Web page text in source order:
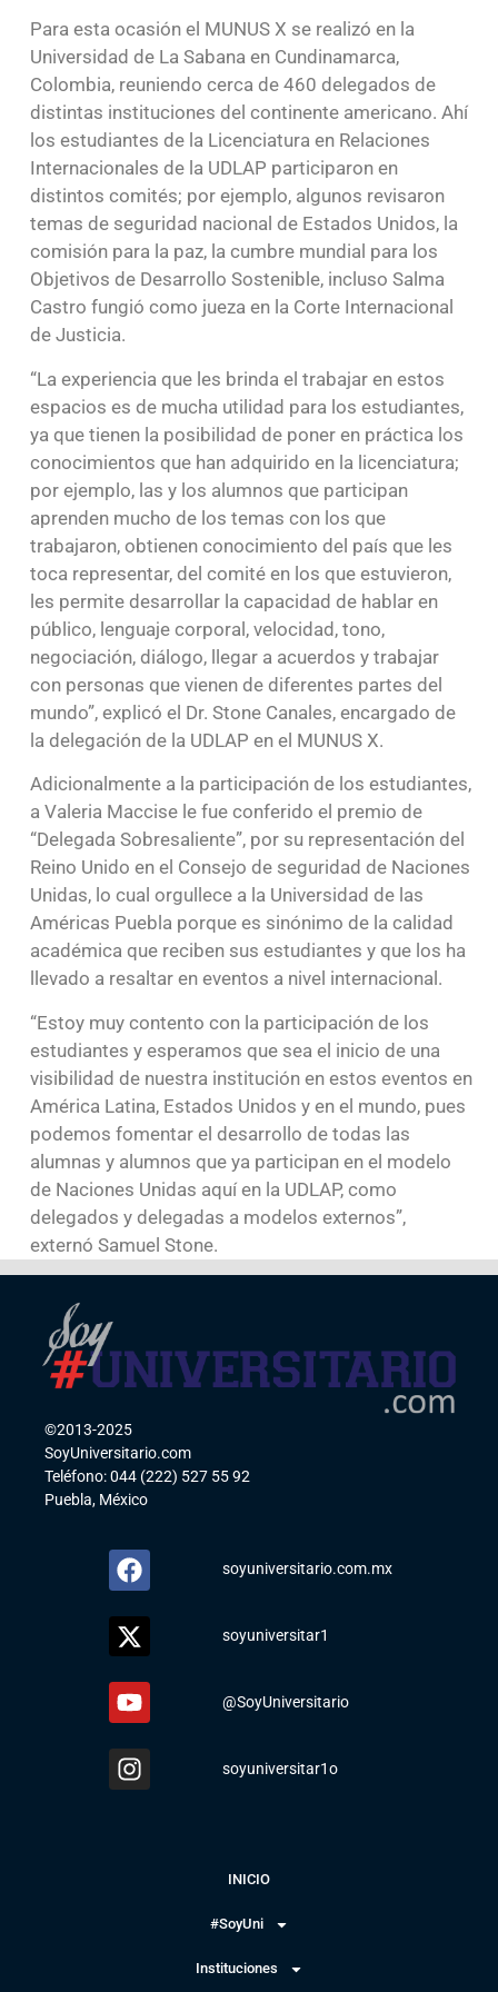
Para esta ocasión el MUNUS X se realizó en la
Universidad de La Sabana en Cundinamarca,
Colombia, reuniendo cerca de 460 delegados de
distintas instituciones del continente americano. Ahí
los estudiantes de la Licenciatura en Relaciones
Internacionales de la UDLAP participaron en
distintos comités; por ejemplo, algunos revisaron
temas de seguridad nacional de Estados Unidos, la
comisión para la paz, la cumbre mundial para los
Objetivos de Desarrollo Sostenible, incluso Salma
Castro fungió como jueza en la Corte Internacional
de Justicia.
“La experiencia que les brinda el trabajar en estos
espacios es de mucha utilidad para los estudiantes,
ya que tienen la posibilidad de poner en práctica los
conocimientos que han adquirido en la licenciatura;
por ejemplo, las y los alumnos que participan
aprenden mucho de los temas con los que
trabajaron, obtienen conocimiento del país que les
toca representar, del comité en los que estuvieron,
les permite desarrollar la capacidad de hablar en
público, lenguaje corporal, velocidad, tono,
negociación, diálogo, llegar a acuerdos y trabajar
con personas que vienen de diferentes partes del
mundo”, explicó el Dr. Stone Canales, encargado de
la delegación de la UDLAP en el MUNUS X.
Adicionalmente a la participación de los estudiantes,
a Valeria Maccise le fue conferido el premio de
“Delegada Sobresaliente”, por su representación del
Reino Unido en el Consejo de seguridad de Naciones
Unidas, lo cual orgullece a la Universidad de las
Américas Puebla porque es sinónimo de la calidad
académica que reciben sus estudiantes y que los ha
llevado a resaltar en eventos a nivel internacional.
“Estoy muy contento con la participación de los
estudiantes y esperamos que sea el inicio de una
visibilidad de nuestra institución en estos eventos en
América Latina, Estados Unidos y en el mundo, pues
podemos fomentar el desarrollo de todas las
alumnas y alumnos que ya participan en el modelo
de Naciones Unidas aquí en la UDLAP, como
delegados y delegadas a modelos externos”,
externó Samuel Stone.
©2013-2025
SoyUniversitario.com
Teléfono: 044 (222) 527 55 92
Puebla, México
soyuniversitario.com.mx
soyuniversitar1
@SoyUniversitario
soyuniversitar1o
INICIO
#SoyUni
Instituciones